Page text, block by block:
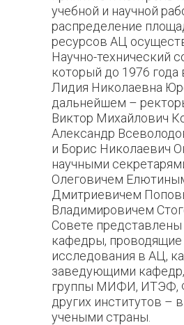
учебной и научной
распределение
ресурсов АЦ
Научно-технический
который до 1976 года
Лидия Николаевна
дальнейшем –
Виктор Михайлович
Александр
и Борис Николаевич
научными
Олеговичем
Дмитриевичем
Владимировичем
Совете
кафедры, проводящие
исследования в АЦ,
заведующими
группы МИФИ, ИТЭФ,
других институтов –
учеными страны.